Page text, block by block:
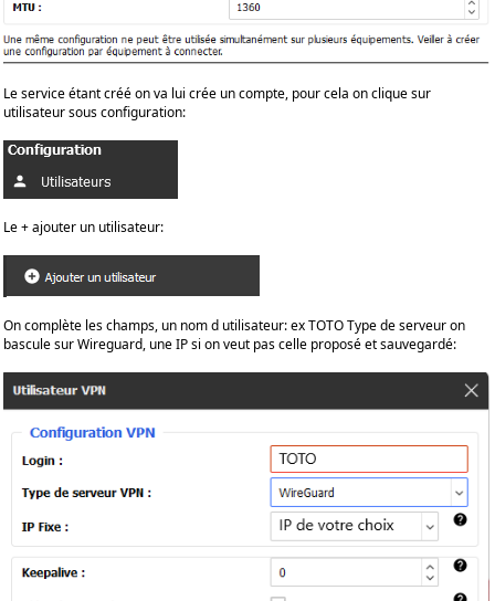
Le service étant créé on va lui crée un compte, pour cela on clique sur
utilisateur sous configuration:
Le + ajouter un utilisateur:
On complète les champs, un nom d utilisateur: ex TOTO Type de serveur on
bascule sur Wireguard, une IP si on veut pas celle proposé et sauvegardé: